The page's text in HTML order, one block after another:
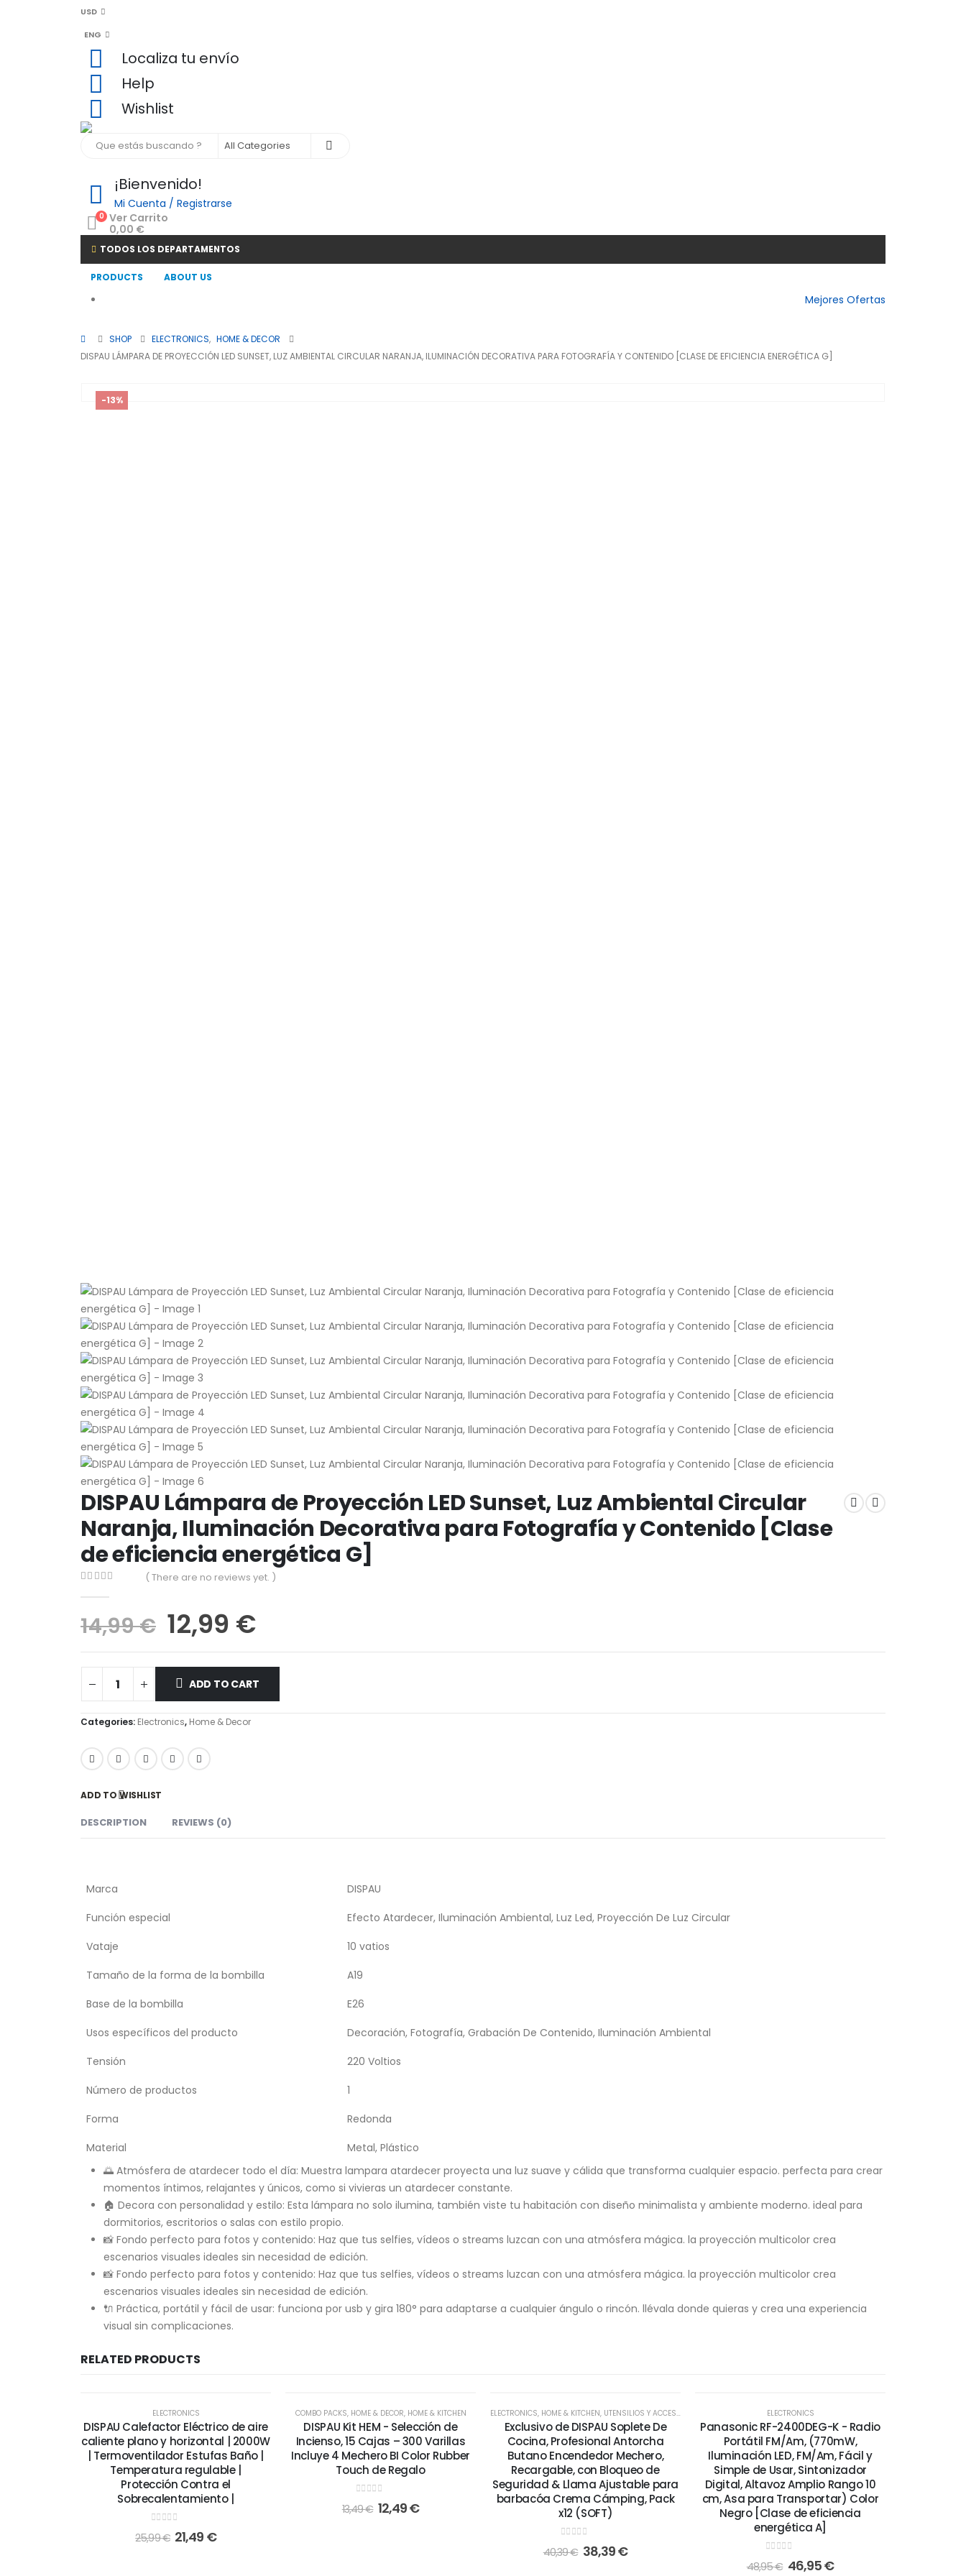
USD
ENG
Localiza tu envío
Help
Wishlist
¡Bienvenido!
Mi Cuenta / Registrarse
0 Ver Carrito
0,00 €
TODOS LOS DEPARTAMENTOS
PRODUCTS ABOUT US
Mejores Ofertas
SHOP ELECTRONICS, HOME & DECOR
DISPAU LÁMPARA DE PROYECCIÓN LED SUNSET, LUZ AMBIENTAL CIRCULAR NARANJA, ILUMINACIÓN DECORATIVA PARA FOTOGRAFÍA Y CONTENIDO [CLASE DE EFICIENCIA ENERGÉTICA G]
-13%
DISPAU Lámpara de Proyección LED Sunset, Luz Ambiental Circular
Naranja, Iluminación Decorativa para Fotografía y Contenido [Clase
de eficiencia energética G]
( There are no reviews yet. )
14,99€ 12,99 €
ADD TO CART
Categories: Electronics, Home & Decor
ADD TO WISHLIST
DESCRIPTION REVIEWS (0)
Marca
DISPAU
Función especial
Efecto Atardecer, Iluminación Ambiental, Luz Led, Proyección De Luz Circular
Vataje
10 vatios
Tamaño de la forma de la bombilla
A19
Base de la bombilla
E26
Usos específicos del producto
Decoración, Fotografía, Grabación De Contenido, Iluminación Ambiental
Tensión
220 Voltios
Número de productos
1
Forma
Redonda
Material
Metal, Plástico
🌅 Atmósfera de atardecer todo el día: Muestra lampara atardecer proyecta una luz suave y cálida que transforma cualquier espacio. perfecta para crear
momentos íntimos, relajantes y únicos, como si vivieras un atardecer constante.
🏠 Decora con personalidad y estilo: Esta lámpara no solo ilumina, también viste tu habitación con diseño minimalista y ambiente moderno. ideal para
dormitorios, escritorios o salas con estilo propio.
📸 Fondo perfecto para fotos y contenido: Haz que tus selfies, vídeos o streams luzcan con una atmósfera mágica. la proyección multicolor crea
escenarios visuales ideales sin necesidad de edición.
📸 Fondo perfecto para fotos y contenido: Haz que tus selfies, vídeos o streams luzcan con una atmósfera mágica. la proyección multicolor crea
escenarios visuales ideales sin necesidad de edición.
🔌 Práctica, portátil y fácil de usar: funciona por usb y gira 180° para adaptarse a cualquier ángulo o rincón. llévala donde quieras y crea una experiencia
visual sin complicaciones.
RELATED PRODUCTS
ELECTRONICS
DISPAU Calefactor Eléctrico de aire
caliente plano y horizontal | 2000W
| Termoventilador Estufas Baño |
Temperatura regulable |
Protección Contra el
Sobrecalentamiento |
out of 5
25,99€ 21,49 €
COMBO PACKS, HOME & DECOR, HOME & KITCHEN
DISPAU Kit HEM - Selección de
Incienso, 15 Cajas – 300 Varillas
Incluye 4 Mechero BI Color Rubber
Touch de Regalo
out of 5
13,49€ 12,49€
ELECTRONICS, HOME & KITCHEN, UTENSILIOS Y ACCESORIOS DE COCINA
Exclusivo de DISPAU Soplete De
Cocina, Profesional Antorcha
Butano Encendedor Mechero,
Recargable, con Bloqueo de
Seguridad & Llama Ajustable para
barbacóa Crema Cámping, Pack
x12 (SOFT)
out of 5
40,39€ 38,39€
ELECTRONICS
Panasonic RF-2400DEG-K - Radio
Portátil FM/Am, (770mW,
Iluminación LED, FM/Am, Fácil y
Simple de Usar, Sintonizador
Digital, Altavoz Amplio Rango 10
cm, Asa para Transportar) Color
Negro [Clase de eficiencia
energética A]
out of 5
48,95€ 46,95€